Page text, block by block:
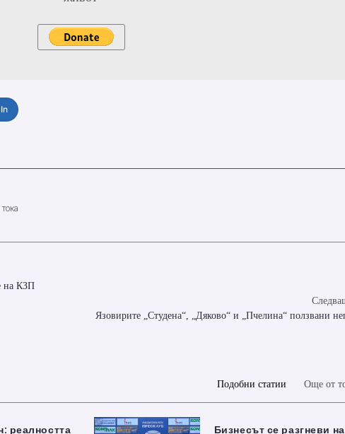
на КЗП
Язовирите „Студена“, „Дяково“ и „Пчелина“ ползвани
Подобни статии Още от
реалността
Бизнесът се разгневи на